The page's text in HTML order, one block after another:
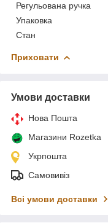
Регульована ручка
Упаковка
Стан
Приховати
Умови доставки
Нова Пошта
Магазини Rozetka
Укрпошта
Самовивіз
Всі умови доставки